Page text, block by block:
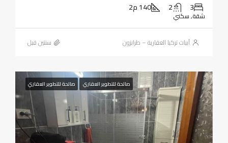
3
2 140 م2
شقة, سكني
أبيات تركيا العقارية – طرابزون ‏سنتين قبل
صالحة للتطوير العقاري صالحة للتطوير العقاري